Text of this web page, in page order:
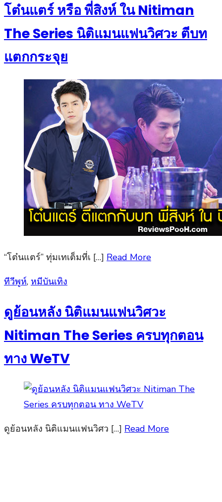
โต๋นแตร์ หรือ พี่สิงห์ ใน Nitiman
The Series นิติแมนแฟนวิศวะ ตีบท
แตกกระจุย
“โต๋นแตร์” ทุ่มเทเต็มที่เ […] Read More
Posted
ทีวีพูห์, หมีบันเทิง
ดูย้อนหลัง นิติแมนแฟนวิศวะ
Nitiman The Series ครบทุกตอน
ทาง WeTV
ดูย้อนหลัง นิติแมนแฟนวิศว […] Read More